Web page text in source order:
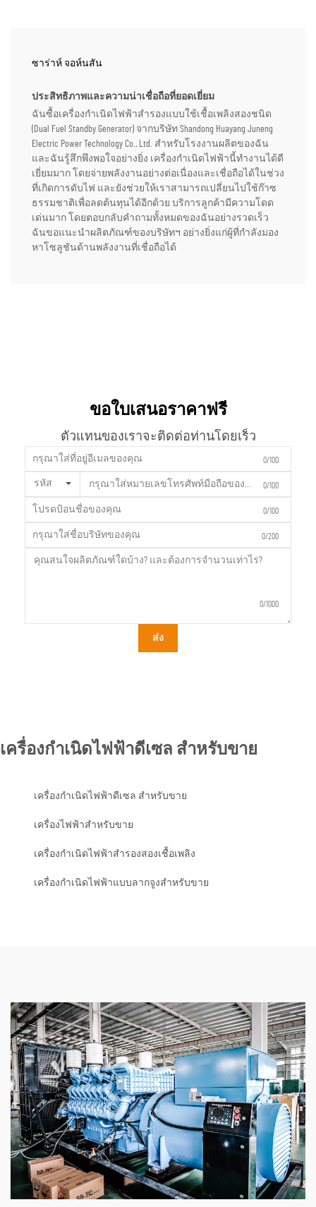
ซาร่าห์ จอห์นสัน
ประสิทธิภาพและความน่าเชื่อถือที่ยอดเยี่ยม
ฉันซื้อเครื่องกำเนิดไฟฟ้าสำรองแบบใช้เชื้อเพลิงสองชนิด
(Dual Fuel Standby Generator) จากบริษัท Shandong Huayang Juneng
Electric Power Technology Co., Ltd. สำหรับโรงงานผลิตของฉัน
และฉันรู้สึกพึงพอใจอย่างยิ่ง เครื่องกำเนิดไฟฟ้านี้ทำงานได้ดี
เยี่ยมมาก โดยจ่ายพลังงานอย่างต่อเนื่องและเชื่อถือได้ในช่วง
ที่เกิดการดับไฟ และยังช่วยให้เราสามารถเปลี่ยนไปใช้ก๊าซ
ธรรมชาติเพื่อลดต้นทุนได้อีกด้วย บริการลูกค้ามีความโดด
เด่นมาก โดยตอบกลับคำถามทั้งหมดของฉันอย่างรวดเร็ว
ฉันขอแนะนำผลิตภัณฑ์ของบริษัทฯ อย่างยิ่งแก่ผู้ที่กำลังมอง
หาโซลูชันด้านพลังงานที่เชื่อถือได้
ขอใบเสนอราคาฟรี
ตัวแทนของเราจะติดต่อท่านโดยเร็ว
0/100
รหัส 0/100
0/100
0/200
0/1000
ส่ง
เครื่องกำเนิดไฟฟ้าดีเซล สำหรับขาย
เครื่องกำเนิดไฟฟ้าดีเซล สำหรับขาย
เครื่องไฟฟ้าสําหรับขาย
เครื่องกำเนิดไฟฟ้าสำรองสองเชื้อเพลิง
เครื่องกำเนิดไฟฟ้าแบบลากจูงสำหรับขาย